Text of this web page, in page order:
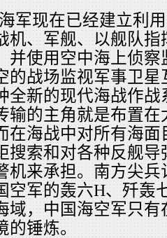
军现在已经建立利
机、军舰、以舰队
并使用空中海上侦
的战场监视军事卫
全新的现代海战作
输的主角就是布置
在海战中对所有海
搜索和对各种反舰
机来承担。南方尖
空军的轰六H、歼轰
域，中国海空军只
的锤炼。